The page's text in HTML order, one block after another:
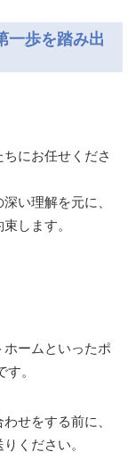
一歩を踏み出
にお任せくださ
い理解を元に、
します。
ームといったポ
。
せをする前に、
ください。